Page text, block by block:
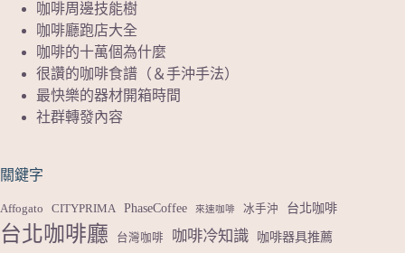
咖啡周邊技能樹
咖啡廳跑店大全
咖啡的十萬個為什麼
很讚的咖啡食譜（＆手沖手法）
最快樂的器材開箱時間
社群轉發內容
關鍵字
Affogato CITYPRIMA PhaseCoffee 來速咖啡 冰手沖 台北咖啡
台北咖啡廳 台灣咖啡 咖啡冷知識 咖啡器具推薦